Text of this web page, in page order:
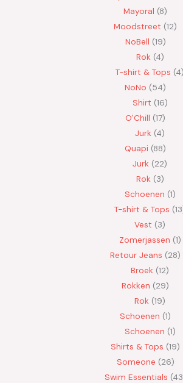
Mayoral 8
Moodstreet 12
NoBell 19
Rok 4
T-shirt & Tops 4
NoNo
54
Shirt 16
O'Chill 17
Jurk 4
Quapi 88
Jurk
22
Rok 3
Schoenen 1
T-shirt & Tops 13
Vest
3
Zomerjassen 1
Retour Jeans
28
Broek 12
Rokken
29
Rok 19
Schoenen 1
Schoenen 1
Shirts & Tops 19
Someone 26
Swim Essentials 43